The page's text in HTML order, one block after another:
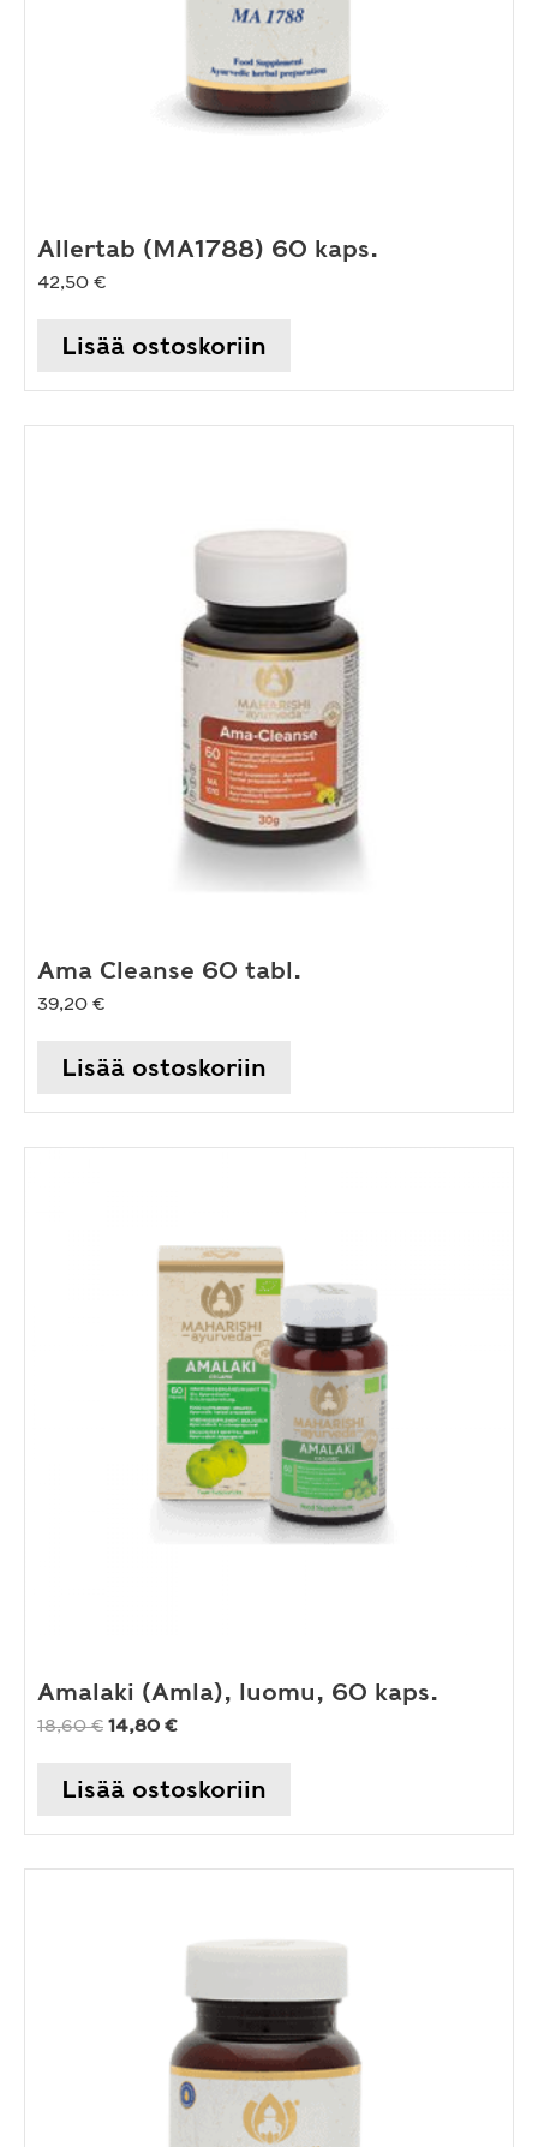
Allertab (MA1788) 60 kaps.
42,50 €
Lisää ostoskoriin
Ama Cleanse 60 tabl.
39,20 €
Lisää ostoskoriin
Amalaki (Amla), luomu, 60 kaps.
18,60€ Alkuperäinen
oli:
18,60 €.
14,80 €Nykyinen
on:
14,80 €.
Lisää ostoskoriin